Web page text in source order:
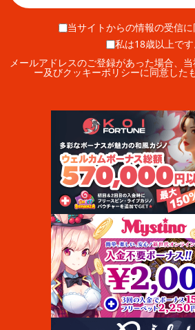
当サイトからの情報の受信に
私は18歳以上です
メールアドレスのご登録があった場合、
ー及びクッキーポリシーに同意した